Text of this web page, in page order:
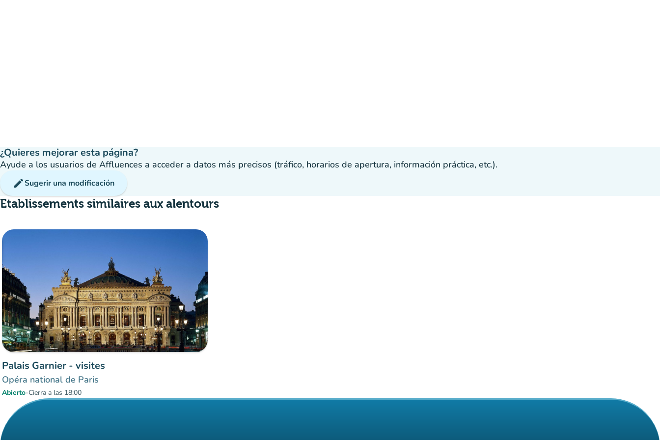
¿Quieres mejorar esta página?
Ayude a los usuarios de Affluences a acceder a datos más precisos (tráfico, horarios de apertura, información práctica, etc.).
editSugerir una modificación
Etablissements similaires aux alentours
Palais Garnier - visites
Opéra national de Paris
Abierto-Cierra a las 18:00
Elemento 1 sobre 1